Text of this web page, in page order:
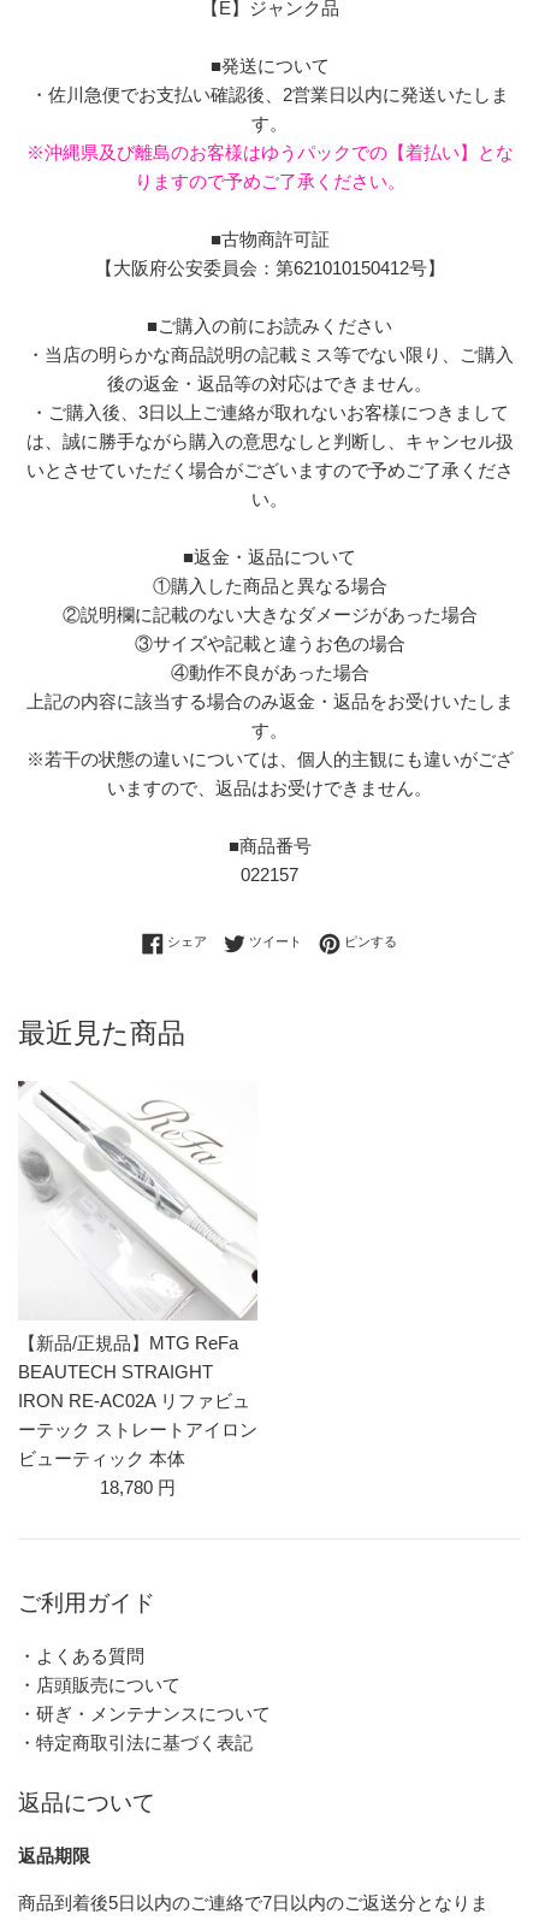
【E】ジャンク品
■発送について
・佐川急便でお支払い確認後、2営業日以内に発送いたしま
す。
※沖縄県及び離島のお客様はゆうパックでの【着払い】とな
りますので予めご了承ください。
■古物商許可証
【大阪府公安委員会：第621010150412号】
■ご購入の前にお読みください
・当店の明らかな商品説明の記載ミス等でない限り、ご購入
後の返金・返品等の対応はできません。
・ご購入後、3日以上ご連絡が取れないお客様につきまして
は、誠に勝手ながら購入の意思なしと判断し、キャンセル扱
いとさせていただく場合がございますので予めご了承くださ
い。
■返金・返品について
①購入した商品と異なる場合
②説明欄に記載のない大きなダメージがあった場合
③サイズや記載と違うお色の場合
④動作不良があった場合
上記の内容に該当する場合のみ返金・返品をお受けいたしま
す。
※若干の状態の違いについては、個人的主観にも違いがござ
いますので、返品はお受けできません。
■商品番号
022157
シェア Facebookでシェアする
ツイート Twitterに投稿する
ピンする
最近見た商品
【新品/正規品】MTG ReFa
BEAUTECH STRAIGHT
IRON RE-AC02A リファビュ
ーテック ストレートアイロン
ビューティック 本体
18,780 円
ご利用ガイド
・よくある質問
・店頭販売について
・研ぎ・メンテナンスについて
・特定商取引法に基づく表記
返品について
返品期限
商品到着後5日以内のご連絡で7日以内のご返送分となりま